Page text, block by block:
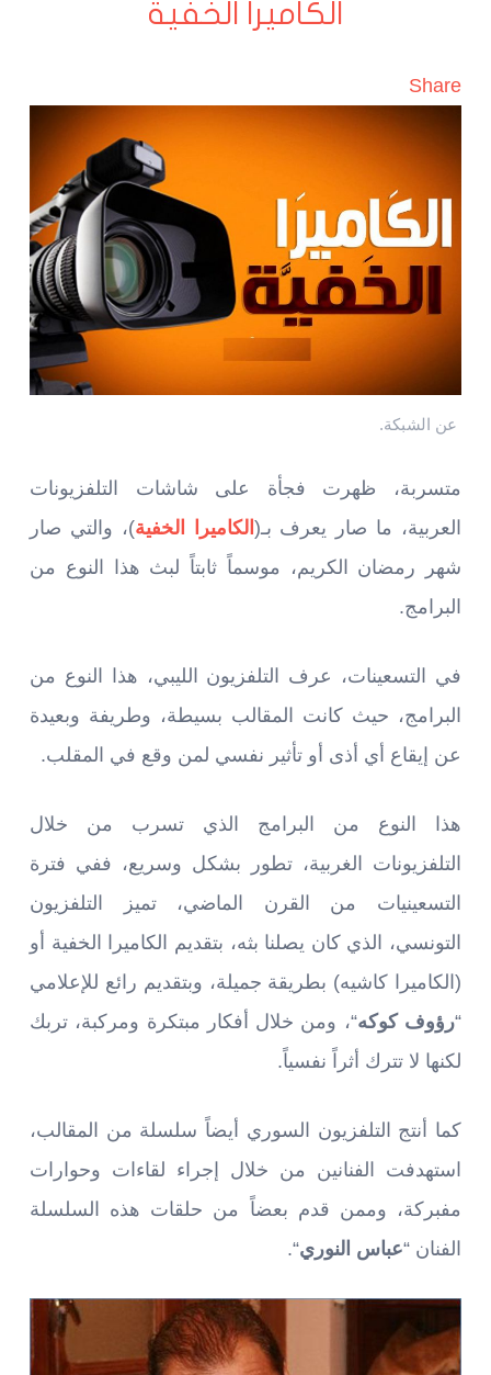
الكاميرا الخفية
Share
عن الشبكة.
متسربة، ظهرت فجأة على شاشات التلفزيونات
العربية، ما صار يعرف بـ( الكاميرا الخفية)، والتي صار
شهر رمضان الكريم، موسماً ثابتاً لبث هذا النوع من
البرامج.
في التسعينات، عرف التلفزيون الليبي، هذا النوع من
البرامج، حيث كانت المقالب بسيطة، وطريفة وبعيدة
عن إيقاع أي أذى أو تأثير نفسي لمن وقع في المقلب.
هذا النوع من البرامج الذي تسرب من خلال
التلفزيونات الغربية، تطور بشكل وسريع، ففي فترة
التسعينيات من القرن الماضي، تميز التلفزيون
التونسي، الذي كان يصلنا بثه، بتقديم الكاميرا الخفية أو
(الكاميرا كاشيه) بطريقة جميلة، وبتقديم رائع للإعلامي
“رؤوف كوكه“، ومن خلال أفكار مبتكرة ومركبة، تربك
لكنها لا تترك أثراً نفسياً.
كما أنتج التلفزيون السوري أيضاً سلسلة من المقالب،
استهدفت الفنانين من خلال إجراء لقاءات وحوارات
مفبركة، وممن قدم بعضاً من حلقات هذه السلسلة
الفنان “عباس النوري“.